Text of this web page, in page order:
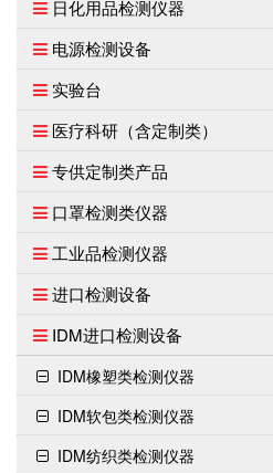
日化用品检测仪器
电源检测设备
实验台
医疗科研（含定制类）
专供定制类产品
口罩检测类仪器
工业品检测仪器
进口检测设备
IDM进口检测设备
IDM橡塑类检测仪器
IDM软包类检测仪器
IDM纺织类检测仪器